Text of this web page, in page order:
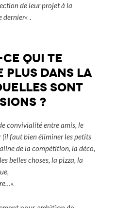
de leur projet à la
dernier« .
ce qui te
plus dans la
sont
?
convivialité entre amis, le
(il faut bien éliminer les petits
de la compétition, la déco,
belles choses, la pizza, la
«